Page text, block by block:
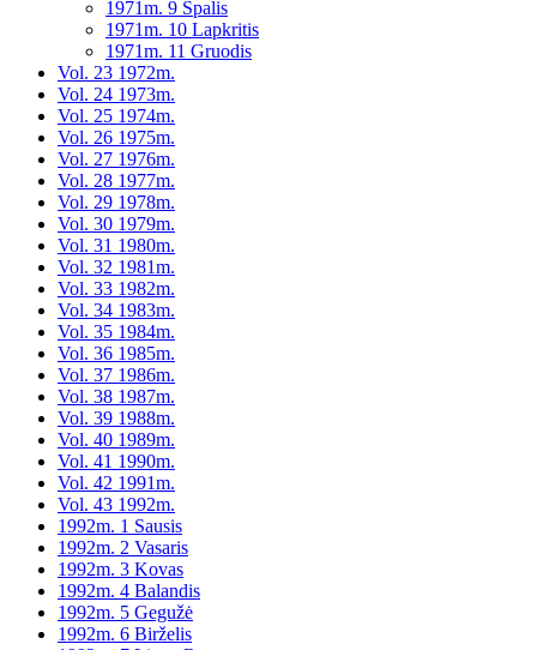
1971m. 9 Spalis
1971m. 10 Lapkritis
1971m. 11 Gruodis
Vol. 23 1972m.
Vol. 24 1973m.
Vol. 25 1974m.
Vol. 26 1975m.
Vol. 27 1976m.
Vol. 28 1977m.
Vol. 29 1978m.
Vol. 30 1979m.
Vol. 31 1980m.
Vol. 32 1981m.
Vol. 33 1982m.
Vol. 34 1983m.
Vol. 35 1984m.
Vol. 36 1985m.
Vol. 37 1986m.
Vol. 38 1987m.
Vol. 39 1988m.
Vol. 40 1989m.
Vol. 41 1990m.
Vol. 42 1991m.
Vol. 43 1992m.
1992m. 1 Sausis
1992m. 2 Vasaris
1992m. 3 Kovas
1992m. 4 Balandis
1992m. 5 Gegužė
1992m. 6 Birželis